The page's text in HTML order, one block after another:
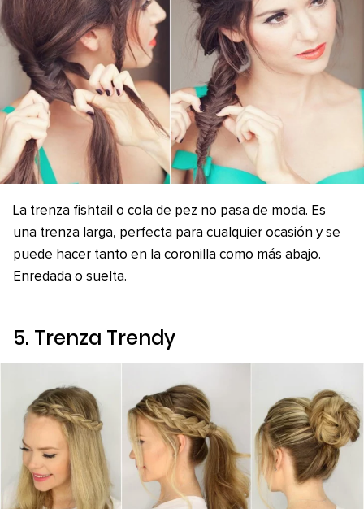
La trenza fishtail o cola de pez no pasa de moda. Es
una trenza larga, perfecta para cualquier ocasión y se
puede hacer tanto en la coronilla como más abajo.
Enredada o suelta.
5. Trenza Trendy